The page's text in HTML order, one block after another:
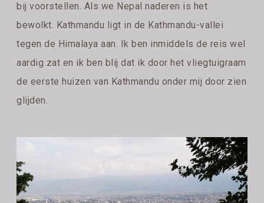
bij voorstellen. Als we Nepal naderen is het
bewolkt. Kathmandu ligt in de Kathmandu-vallei
tegen de Himalaya aan. Ik ben inmiddels de reis wel
aardig zat en ik ben blij dat ik door het vliegtuigraam
de eerste huizen van Kathmandu onder mij door zien
glijden.